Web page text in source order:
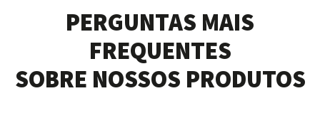
PERGUNTAS MAIS
FREQUENTES
SOBRE NOSSOS PRODUTOS